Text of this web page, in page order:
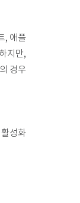
, 애플
지만,
경우
성화